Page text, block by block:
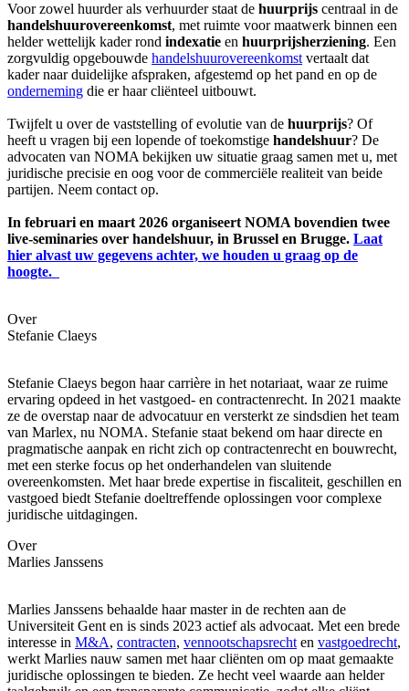
Voor zowel huurder als verhuurder staat de huurprijs centraal in de
handelshuurovereenkomst, met ruimte voor maatwerk binnen een
helder wettelijk kader rond indexatie en huurprijsherziening. Een
zorgvuldig opgebouwde handelshuurovereenkomst vertaalt dat
kader naar duidelijke afspraken, afgestemd op het pand en op de
onderneming die er haar cliënteel uitbouwt.
Twijfelt u over de vaststelling of evolutie van de huurprijs? Of
heeft u vragen bij een lopende of toekomstige handelshuur? De
advocaten van NOMA bekijken uw situatie graag samen met u, met
juridische precisie en oog voor de commerciële realiteit van beide
partijen. Neem contact op.
In februari en maart 2026 organiseert NOMA bovendien twee
live-seminaries over handelshuur, in Brussel en Brugge. Laat
hier alvast uw gegevens achter, we houden u graag op de
hoogte.
Over
Stefanie Claeys
Stefanie Claeys begon haar carrière in het notariaat, waar ze ruime
ervaring opdeed in het vastgoed- en contractenrecht. In 2021 maakte
ze de overstap naar de advocatuur en versterkt ze sindsdien het team
van Marlex, nu NOMA. Stefanie staat bekend om haar directe en
pragmatische aanpak en richt zich op contractenrecht en bouwrecht,
met een sterke focus op het onderhandelen van sluitende
overeenkomsten. Met haar brede expertise in fiscaliteit, geschillen en
vastgoed biedt Stefanie doeltreffende oplossingen voor complexe
juridische uitdagingen.
Over
Marlies Janssens
Marlies Janssens behaalde haar master in de rechten aan de
Universiteit Gent en is sinds 2023 actief als advocaat. Met een brede
interesse in M&A, contracten, vennootschapsrecht en vastgoedrecht,
werkt Marlies nauw samen met haar cliënten om op maat gemaakte
juridische oplossingen te bieden. Ze hecht veel waarde aan helder